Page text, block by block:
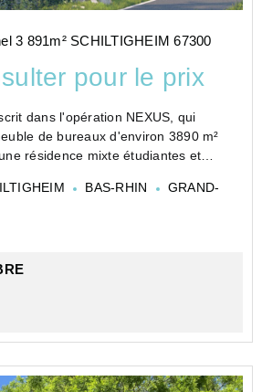
3 891m² SCHILTIGHEIM 67300
pour le prix
dans l'opération NEXUS, qui
de bureaux d'environ 3890 m²
résidence mixte étudiantes et
de p...
BAS-RHIN
GRAND-